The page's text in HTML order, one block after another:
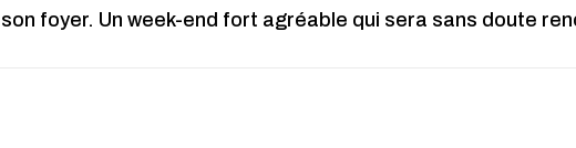
foyer. Un week-end fort agréable qui sera sans doute